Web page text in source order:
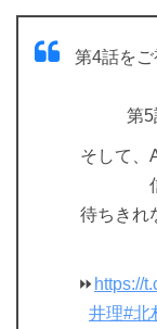
第4話を
第5
そして、
待ちきれ
⏩ https://
井理#北